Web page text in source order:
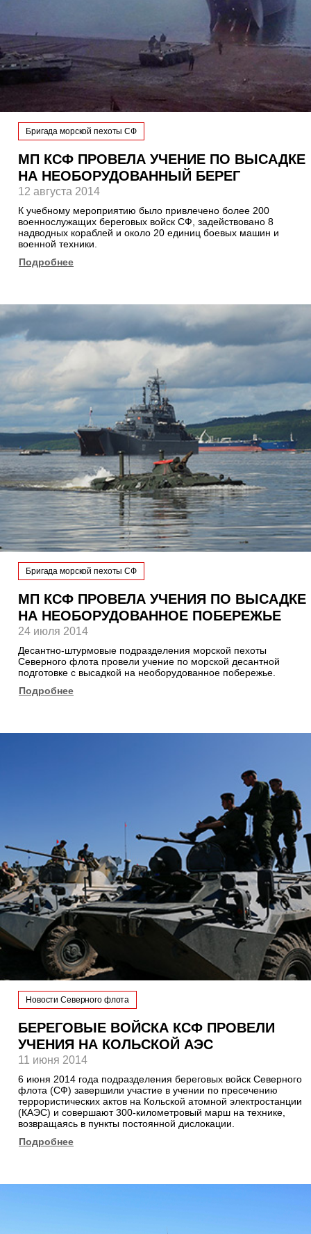
Бригада морской пехоты СФ
МП КСФ ПРОВЕЛА УЧЕНИЕ ПО ВЫСАДКЕ
НА НЕОБОРУДОВАННЫЙ БЕРЕГ
12 августа 2014
К учебному мероприятию было привлечено более 200
военнослужащих береговых войск СФ, задействовано 8
надводных кораблей и около 20 единиц боевых машин и
военной техники.
Подробнее
Бригада морской пехоты СФ
МП КСФ ПРОВЕЛА УЧЕНИЯ ПО ВЫСАДКЕ
НА НЕОБОРУДОВАННОЕ ПОБЕРЕЖЬЕ
24 июля 2014
Десантно-штурмовые подразделения морской пехоты
Северного флота провели учение по морской десантной
подготовке с высадкой на необорудованное побережье.
Подробнее
Новости Северного флота
БЕРЕГОВЫЕ ВОЙСКА КСФ ПРОВЕЛИ
УЧЕНИЯ НА КОЛЬСКОЙ АЭС
11 июня 2014
6 июня 2014 года подразделения береговых войск Северного
флота (СФ) завершили участие в учении по пресечению
террористических актов на Кольской атомной электростанции
(КАЭС) и совершают 300-километровый марш на технике,
возвращаясь в пункты постоянной дислокации.
Подробнее